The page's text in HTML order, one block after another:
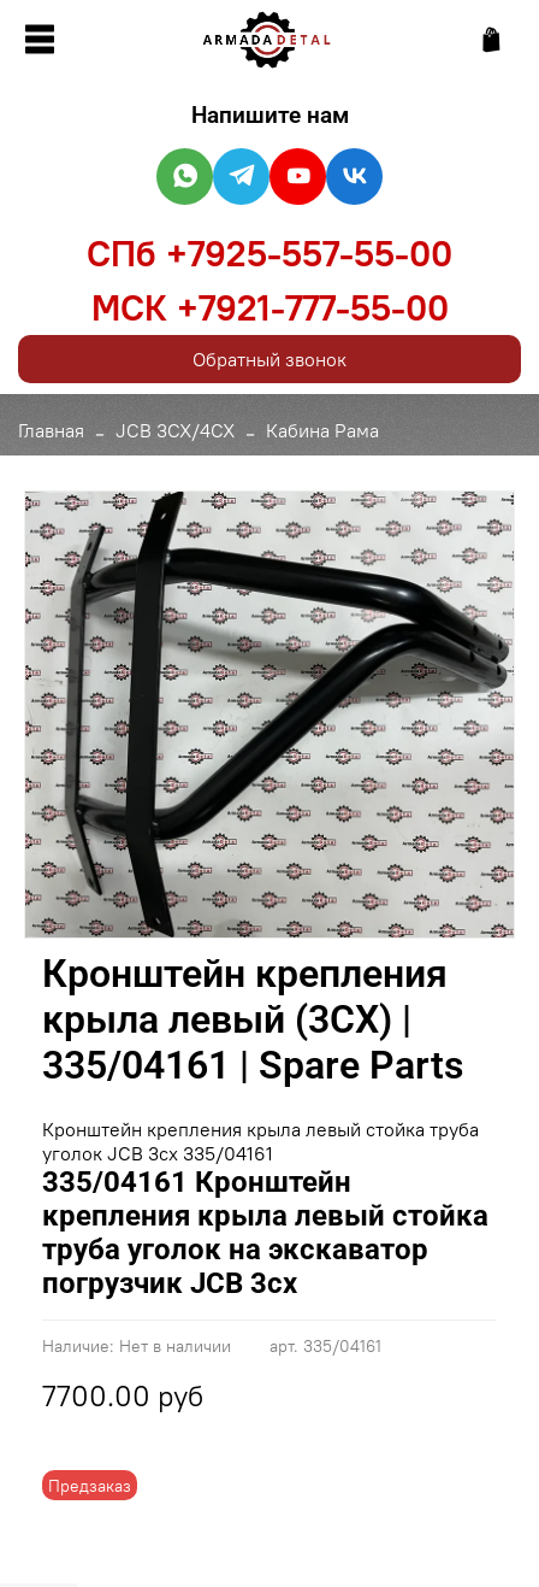
Главная JCB 3CX/4CX Кабина Рама
арт. 335/04161
Наличие: Нет в наличии
Предзаказ
Кронштейн крепления
крыла левый (3CX) |
335/04161 | Spare Parts
7700.00 руб
Кронштейн крепления крыла левый стойка труба
уголок JCB 3cx 335/04161
335/04161 Кронштейн
крепления крыла левый стойка
труба уголок на экскаватор
погрузчик JCB 3cx
Напишите нам
СПб +7925-557-55-00
МСК +7921-777-55-00
Обратный звонок